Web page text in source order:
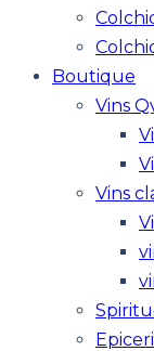
Boutique
Vins
Vins